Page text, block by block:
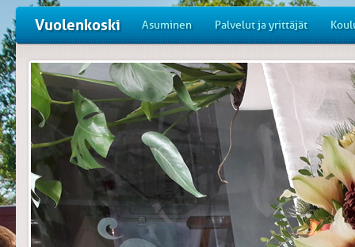
Vuolenkoski Asuminen Palvelut ja yrittäjät